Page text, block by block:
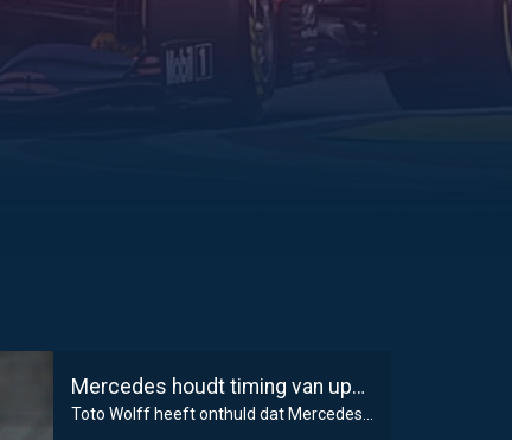
Mercedes houdt timing van upgrades voor rest F1-seizoen 2026 nauwlettend in de gaten